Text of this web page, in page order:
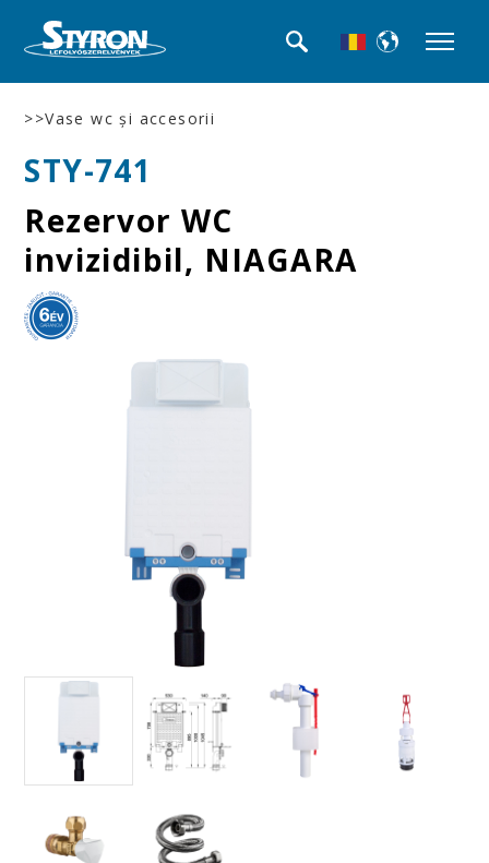
>>Vase wc şi accesorii
STY-741
Rezervor WC
invizidibil, NIAGARA